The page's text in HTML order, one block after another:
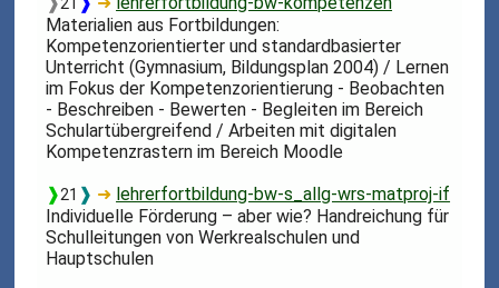
Materialien aus Fortbildungen:
Kompetenzorientierter und standardbasierter
Unterricht (Gymnasium, Bildungsplan 2004) / Lernen
im Fokus der Kompetenzorientierung - Beobachten
- Beschreiben - Bewerten - Begleiten im Bereich
Schulartübergreifend / Arbeiten mit digitalen
Kompetenzrastern im Bereich Moodle
❱21 ❱ ➜ lehrerfortbildung-bw-s_allg-wrs-matproj-if
Individuelle Förderung – aber wie? Handreichung für
Schulleitungen von Werkrealschulen und
Hauptschulen